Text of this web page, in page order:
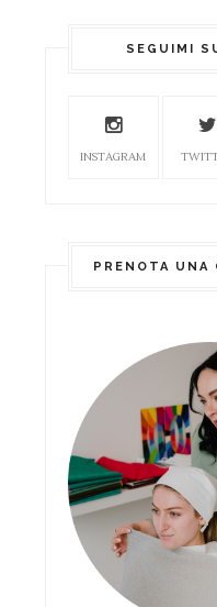
SEGUIMI
INSTAGRAM
PRENOTA UNA